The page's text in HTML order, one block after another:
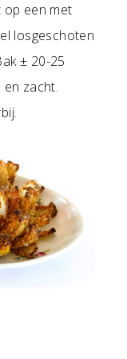
op een met
losgeschoten
± 20-25
zacht.